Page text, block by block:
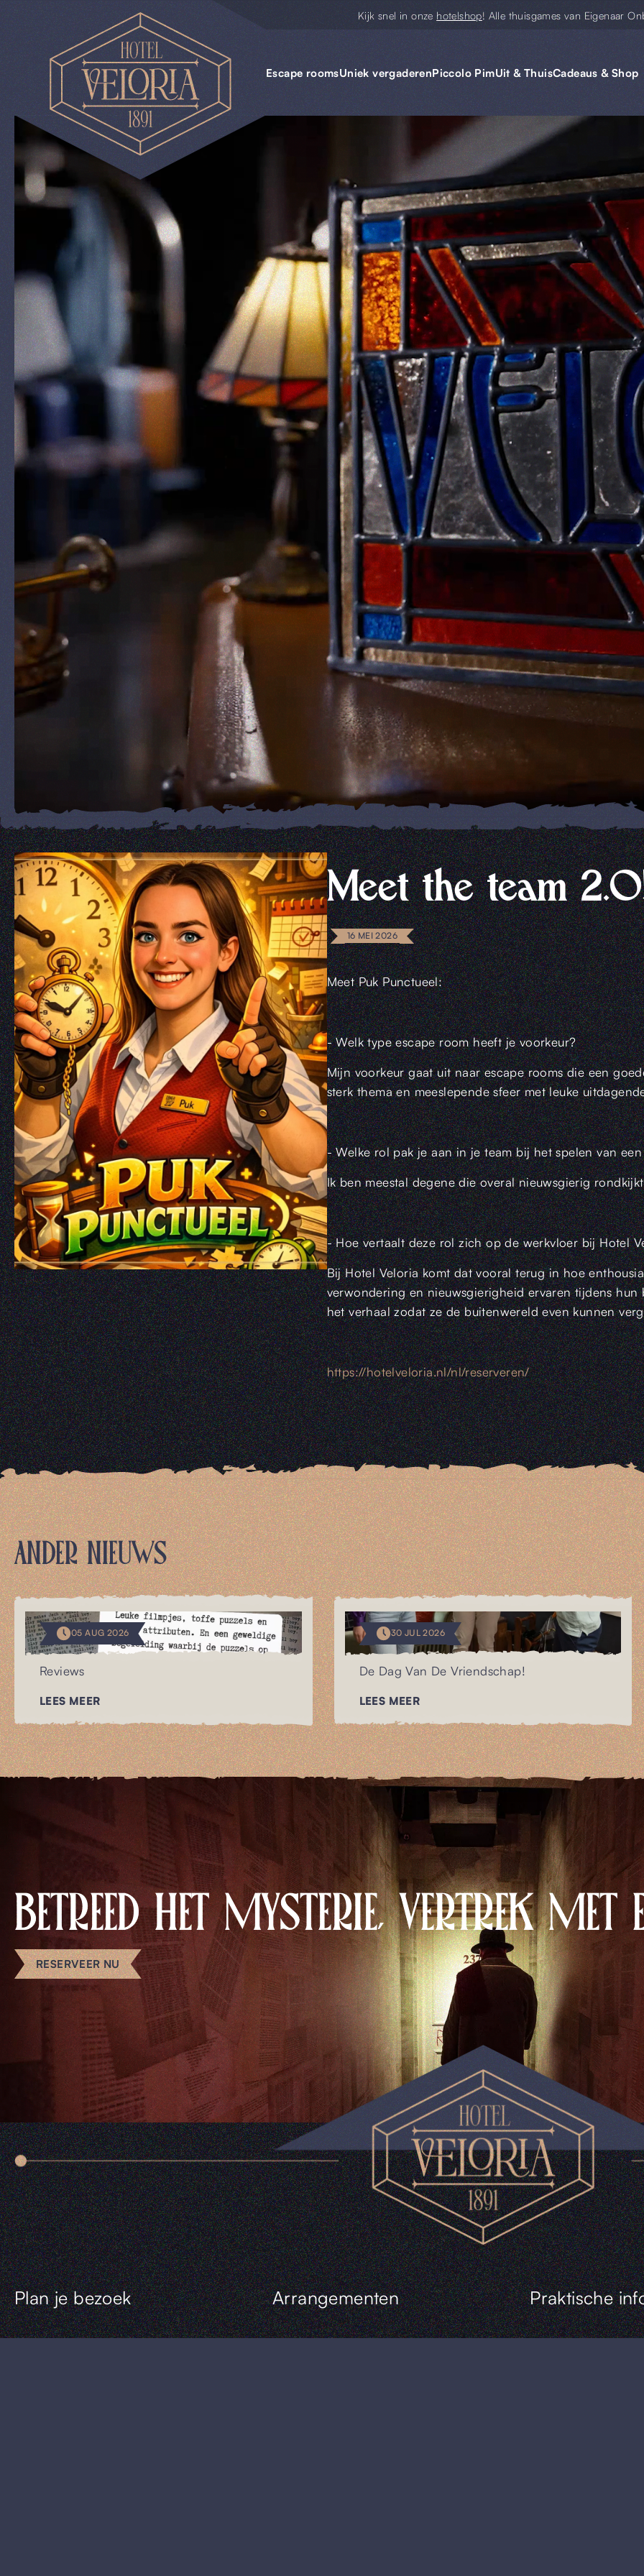
Kijk snel in onze hotelshop! Alle thuisgames van Eigenaar
Escape roomsUniek vergaderenPiccolo PimUit & ThuisCadeaus & Shop
Escape
rooms
Uniek
vergaderen
Piccolo
Pim
Thuis
Cadeaus
& Shop
Nieuws
NL
Meet the team
16 MEI 2026
Meet Puk Punctueel:
- Welk type escape room heeft je voorkeur?
Mijn voorkeur gaat uit naar escape rooms die een
sterk thema en meeslepende sfeer met leuke
- Welke rol pak je aan in je team bij het spelen van
Ik ben meestal degene die overal nieuwsgierig
- Hoe vertaalt deze rol zich op de werkvloer bij Hotel
Bij Hotel Veloria komt dat vooral terug in hoe
verwondering en nieuwsgierigheid ervaren tijdens
het verhaal zodat ze de buitenwereld even kunnen
https://hotelveloria.nl/nl/reserveren/
ANDER NIEUWS
05 AUG 2026
Reviews
LEES MEER
30 JUL 2026
De Dag Van De Vriendschap!
LEES MEER
BETREED HET MYSTERIE, VERTREK MET
RESERVEER NU
Plan je bezoek Arrangementen Praktische